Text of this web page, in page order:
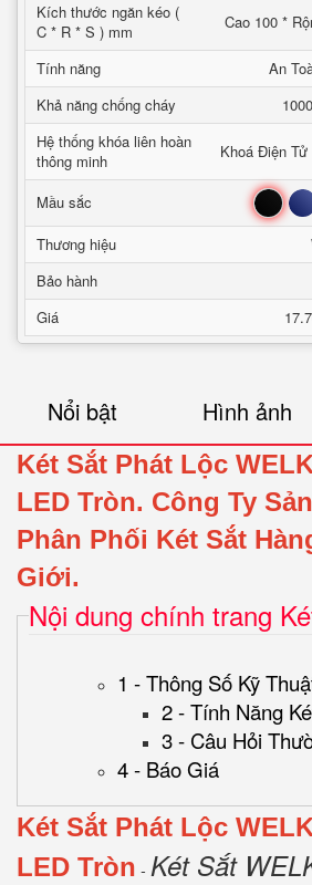
Kích thước ngăn kéo (
C * R * S ) mm
Cao 100 *
Tính năng
An
Khả năng chống cháy
Hệ thống khóa liên hoàn
thông minh
Khoá Điện
Mầu sắc Đen
Thương hiệu
Bảo hành
Giá
Nổi bật Hình ảnh
Két Sắt Phát Lộc
LED Tròn. Công Ty
Phân Phối Két Sắt
Giới.
Nội dung chính trang
1 - Thông Số Kỹ
2 - Tính Năng
3 - Câu Hỏi
4 - Báo Giá
Két Sắt Phát Lộc
LED Tròn - Két Sắt